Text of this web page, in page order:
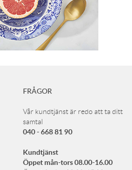
FRÅGOR
Vår kundtjänst är redo att ta ditt
samtal
040 - 668 81 90
Kundtjänst
Öppet mån-tors 08.00-16.00